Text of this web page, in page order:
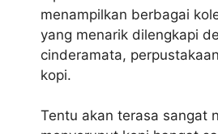
menampilkan berbagai
yang menarik dilengkapi
cinderamata,
kopi.
Tentu akan terasa sangat